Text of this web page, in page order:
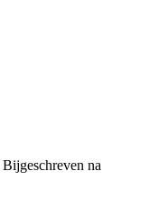
Bijgeschreven na